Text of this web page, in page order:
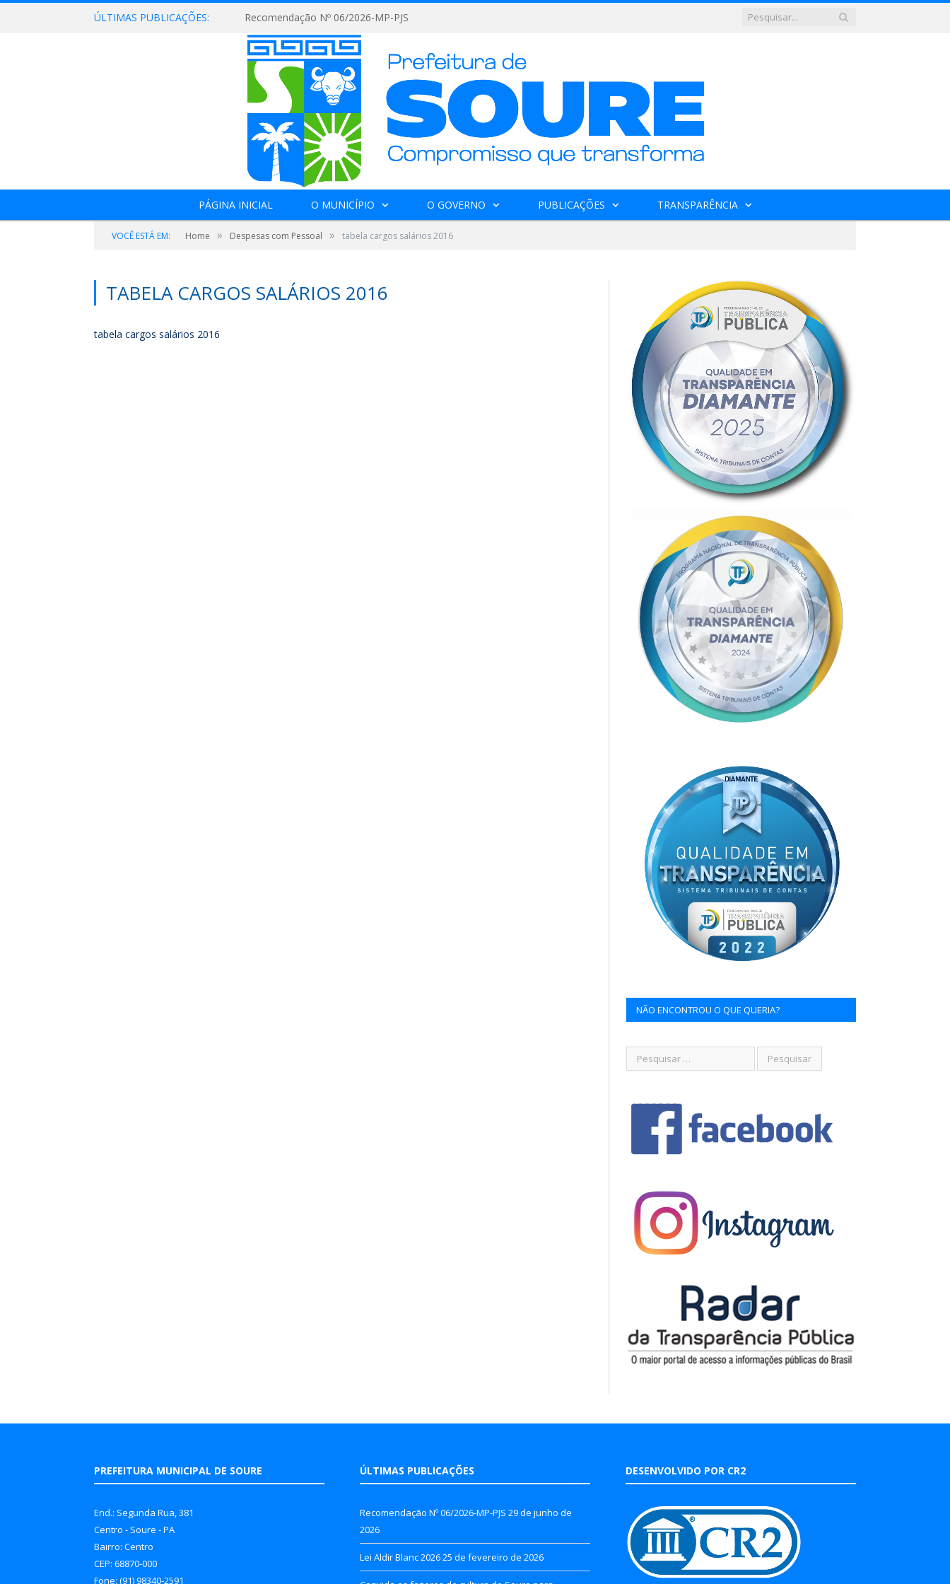
ÚLTIMAS PUBLICAÇÕES: Recomendação Nº 06/2026-MP-PJS
PÁGINA INICIAL O MUNICÍPIO O GOVERNO PUBLICAÇÕES TRANSPARÊNCIA
VOCÊ ESTÁ EM: Home » Despesas com Pessoal » tabela cargos salários 2016
TABELA CARGOS SALÁRIOS 2016
tabela cargos salários 2016
NÃO ENCONTROU O QUE QUERIA?
PREFEITURA MUNICIPAL DE SOURE
End.: Segunda Rua, 381
Centro - Soure - PA
Bairro: Centro
CEP: 68870-000
Fone: (91) 98340-2591
ÚLTIMAS PUBLICAÇÕES
Recomendação Nº 06/2026-MP-PJS 29 de junho de
2026
Lei Aldir Blanc 202625 de fevereiro de 2026
DESENVOLVIDO POR CR2